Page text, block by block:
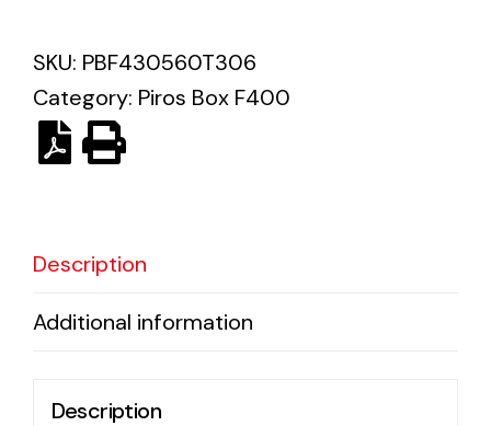
Solar lighting
Variety of solar solutions for all kinds of needs.
SKU: PBF430560T306
Category: Piros Box F400
Description
Additional information
Description